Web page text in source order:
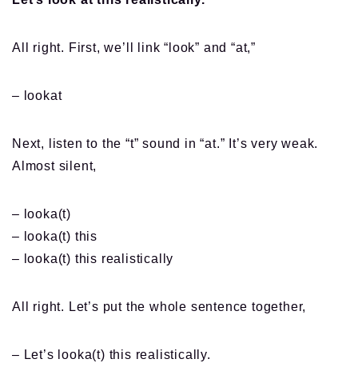
All right. First, we’ll link “look” and “at,”
– lookat
Next, listen to the “t” sound in “at.” It’s very weak.
Almost silent,
– looka(t)
– looka(t) this
– looka(t) this realistically
All right. Let’s put the whole sentence together,
– Let’s looka(t) this realistically.